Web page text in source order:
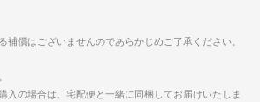
補償はございませんのであらかじめご了承ください。
入の場合は、宅配便と一緒に同梱してお届けいたしま